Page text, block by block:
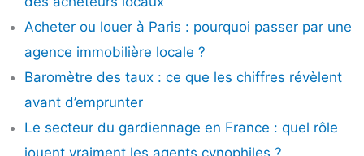
Acheter ou louer à Paris : pourquoi passer par une
agence immobilière locale ?
Baromètre des taux : ce que les chiffres révèlent
avant d’emprunter
Le secteur du gardiennage en France : quel rôle
jouent vraiment les agents cynophiles ?